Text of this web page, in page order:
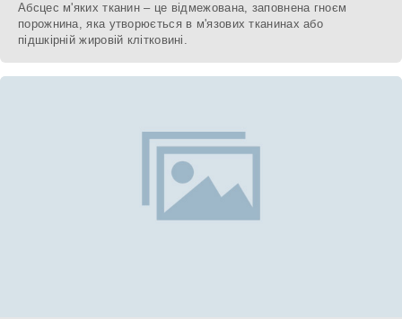
Абсцес м'яких тканин – це відмежована, заповнена гноєм
порожнина, яка утворюється в м'язових тканинах або
підшкірній жировій клітковині.